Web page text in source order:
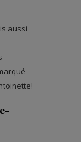
aussi